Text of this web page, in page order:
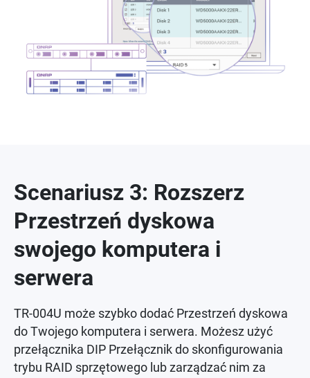
Scenariusz 3: Rozszerz
Przestrzeń dyskowa
swojego komputera i
serwera
TR-004U może szybko dodać Przestrzeń dyskowa
do Twojego komputera i serwera. Możesz użyć
przełącznika DIP Przełącznik do skonfigurowania
trybu RAID sprzętowego lub zarządzać nim za